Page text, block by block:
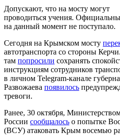
Допускают, что на мосту могут
проводиться учения.
на данный момент не поступало.
Сегодня на Крымском мосту
автотранспорта со стороны
там попросили сохранять
инструкциям сотрудников
в личном Telegram-канале
Развожаева появилось
тревоги.
Ранее, 30 октября,
России сообщалось о попытке
(ВСУ) атаковать Крым восемью